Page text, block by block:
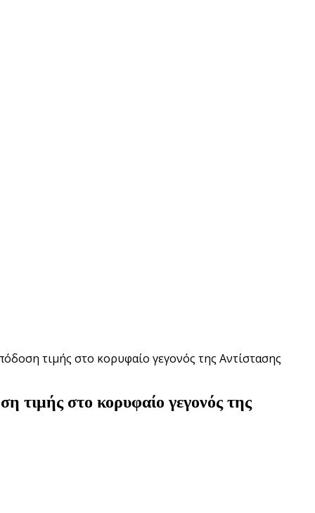
τιμής στο κορυφαίο γεγονός της Αντίστασης
τιμής στο κορυφαίο γεγονός της